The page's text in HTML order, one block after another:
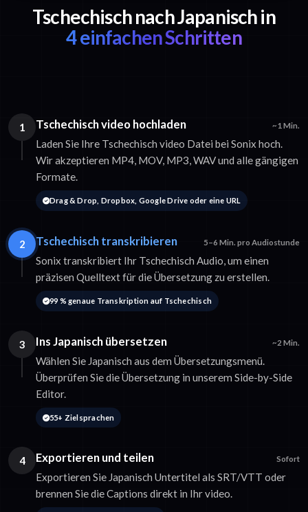
Tschechisch nach Japanisch in
4 einfachen Schritten
1 Tschechisch video hochladen ~1 Min.
Laden Sie Ihre Tschechisch video Datei bei Sonix hoch.
Wir akzeptieren MP4, MOV, MP3, WAV und alle gängigen
Formate.
Drag & Drop, Dropbox, Google Drive oder eine URL
2 Tschechisch transkribieren 5–6 Min. pro Audiostunde
Sonix transkribiert Ihr Tschechisch Audio, um einen
präzisen Quelltext für die Übersetzung zu erstellen.
99 % genaue Transkription auf Tschechisch
3 Ins Japanisch übersetzen ~2 Min.
Wählen Sie Japanisch aus dem Übersetzungsmenü.
Überprüfen Sie die Übersetzung in unserem Side-by-Side
Editor.
55+ Zielsprachen
4 Exportieren und teilen Sofort
Exportieren Sie Japanisch Untertitel als SRT/VTT oder
brennen Sie die Captions direkt in Ihr video.